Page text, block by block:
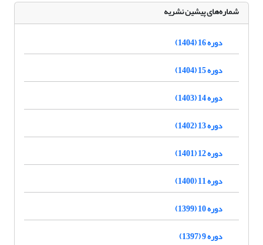
شماره‌های پیشین نشریه
دوره 16 (1404)
دوره 15 (1404)
دوره 14 (1403)
دوره 13 (1402)
دوره 12 (1401)
دوره 11 (1400)
دوره 10 (1399)
دوره 9 (1397)